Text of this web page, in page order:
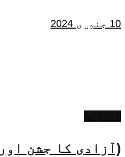
10 جنوری 2024
(آزادی کا جشن